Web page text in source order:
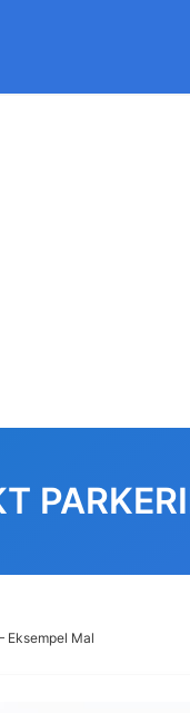
Eksempel Mal